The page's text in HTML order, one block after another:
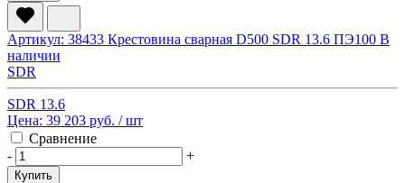
Артикул: 38433 Крестовина сварная D500 SDR 13.6 ПЭ100 В
наличии
SDR
SDR 13.6
Цена: 39 203 руб. / шт
Сравнение
-
+
Купить